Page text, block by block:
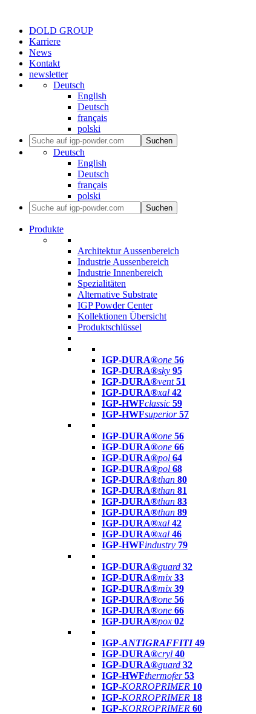
DOLD GROUP
Karriere
News
Kontakt
newsletter
Deutsch
English
Deutsch
français
polski
Suchen
Deutsch
English
Deutsch
français
polski
Suchen
Produkte
Architektur Aussenbereich
Industrie Aussenbereich
Industrie Innenbereich
Spezialitäten
Alternative Substrate
IGP Powder Center
Kollektionen Übersicht
Produktschlüssel
IGP-DURA®one 56
IGP-DURA®sky 95
IGP-DURA®vent 51
IGP-DURA®xal 42
IGP-HWFclassic 59
IGP-HWFsuperior 57
IGP-DURA®one 56
IGP-DURA®one 66
IGP-DURA®pol 64
IGP-DURA®pol 68
IGP-DURA®than 80
IGP-DURA®than 81
IGP-DURA®than 83
IGP-DURA®than 89
IGP-DURA®xal 42
IGP-DURA®xal 46
IGP-HWFindustry 79
IGP-DURA®guard 32
IGP-DURA®mix 33
IGP-DURA®mix 39
IGP-DURA®one 56
IGP-DURA®one 66
IGP-DURA®pox 02
IGP-ANTIGRAFFITI49
IGP-DURA®cryl 40
IGP-DURA®guard 32
IGP-HWFthermofer 53
IGP-KORROPRIMER 10
IGP-KORROPRIMER 18
IGP-KORROPRIMER 60